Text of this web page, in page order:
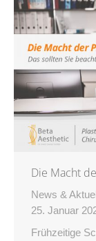
Die Macht
News &
25. Januar
Frühzeitige